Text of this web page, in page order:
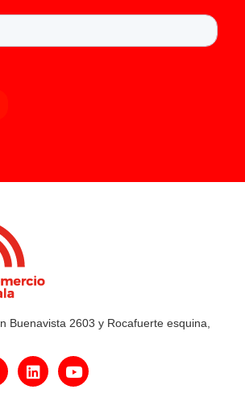
Buenavista 2603 y Rocafuerte esquina,